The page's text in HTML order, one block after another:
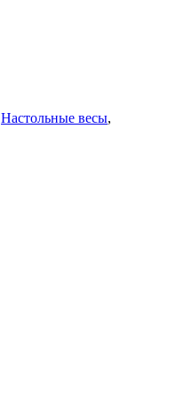
Настольные весы,